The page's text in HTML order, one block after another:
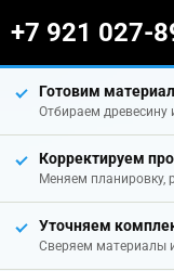
+7 921 027-
Готовим
Отбираем древесину
Корректируем
Меняем планировку,
Уточняем
Сверяем материалы